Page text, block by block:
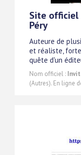
Site officiel
Péry
Auteure de
et réaliste,
quête d'un
Nom officiel :
(Autres). En ligne